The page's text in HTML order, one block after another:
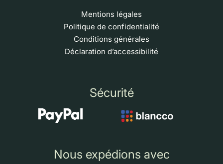
Mentions légales
Politique de confidentialité
Conditions générales
Déclaration d’accessibilité
Sécurité
Nous expédions avec